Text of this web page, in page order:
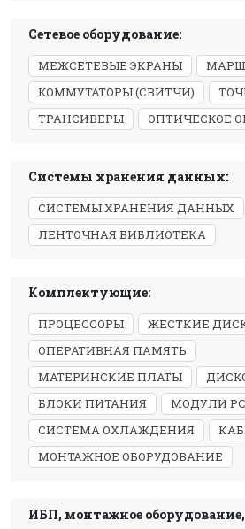
Сетевое оборудование:
МЕЖСЕТЕВЫЕ ЭКРАНЫ
КОММУТАТОРЫ (СВИТЧИ)
ТРАНСИВЕРЫ
ОПТИЧЕСКОЕ
Системы хранения данных:
СИСТЕМЫ ХРАНЕНИЯ ДАННЫХ
ЛЕНТОЧНАЯ БИБЛИОТЕКА
Комплектующие:
ПРОЦЕССОРЫ
ЖЕСТКИЕ
ОПЕРАТИВНАЯ ПАМЯТЬ
МАТЕРИНСКИЕ ПЛАТЫ
БЛОКИ ПИТАНИЯ
МОДУЛИ
СИСТЕМА ОХЛАЖДЕНИЯ
МОНТАЖНОЕ ОБОРУДОВАНИЕ
ИБП, монтажное